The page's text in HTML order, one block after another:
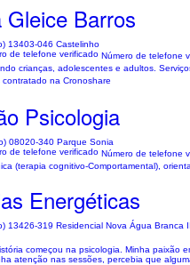
Gleice Barros
13403-046 Castelinho
Número de telefone
crianças, adolescentes e adultos.
contratado na Cronoshare
Psicologia
08020-340 Parque Sonia
Número de telefone
(terapia cognitivo-Comportamental),
Energéticas
13426-319 Residencial Nova Água Branca II
começou na psicologia. Minha
atenção nas sessões, percebia que